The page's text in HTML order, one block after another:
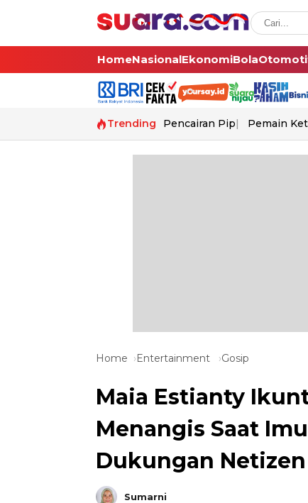
HomeNasionalEkonomiBola
Trending Pencairan Pip Pemain
Home Entertainment Gosip
Maia Estianty
Menangis Saat
Dukungan Netizen
Sumarni